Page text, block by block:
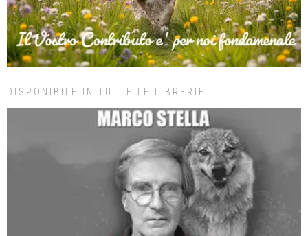
DISPONIBILE IN TUTTE LE LIBRERIE